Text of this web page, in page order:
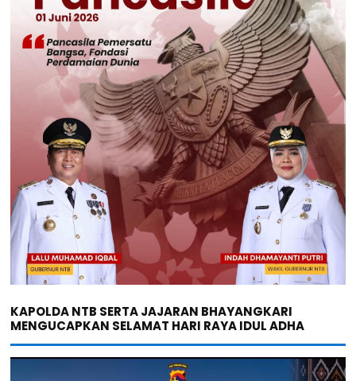
KAPOLDA NTB SERTA JAJARAN BHAYANGKARI
MENGUCAPKAN SELAMAT HARI RAYA IDUL ADHA